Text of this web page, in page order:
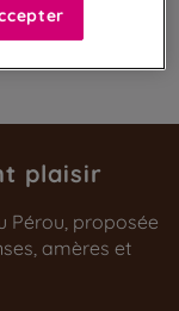
plaisir
Pérou, proposée
amères et